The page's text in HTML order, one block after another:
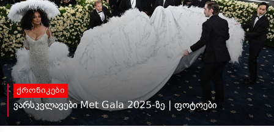
ქრონიკები
ვარსკვლავები Met Gala 2025-ზე | ფოტოები